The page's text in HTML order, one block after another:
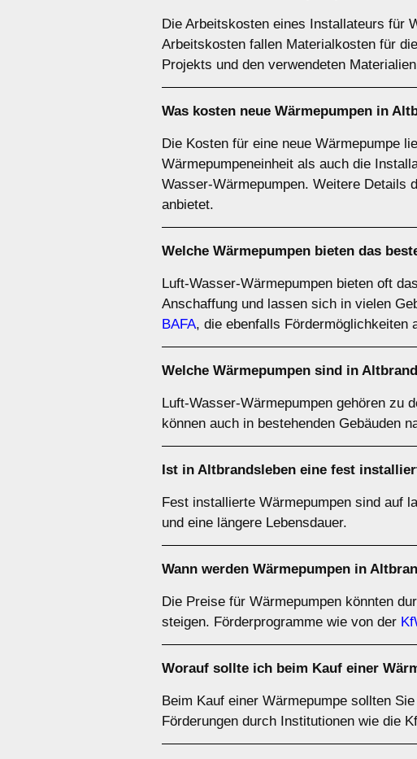
Die Arbeitskosten eines Installateurs für
Arbeitskosten fallen Materialkosten für
Projekts und den verwendeten
Was kosten neue Wärmepumpen in
Die Kosten für eine neue Wärmepumpe
Wärmepumpeneinheit als auch die
Wasser-Wärmepumpen. Weitere Details
anbietet.
Welche Wärmepumpen bieten das
Luft-Wasser-Wärmepumpen bieten oft
Anschaffung und lassen sich in vielen
BAFA, die ebenfalls Fördermöglichkeiten
Welche Wärmepumpen sind in
Luft-Wasser-Wärmepumpen gehören zu
können auch in bestehenden Gebäuden
Ist in Altbrandsleben eine fest
Fest installierte Wärmepumpen sind auf
und eine längere Lebensdauer.
Wann werden Wärmepumpen in
Die Preise für Wärmepumpen könnten
steigen. Förderprogramme wie von der
Worauf sollte ich beim Kauf einer
Beim Kauf einer Wärmepumpe sollten
Förderungen durch Institutionen wie die